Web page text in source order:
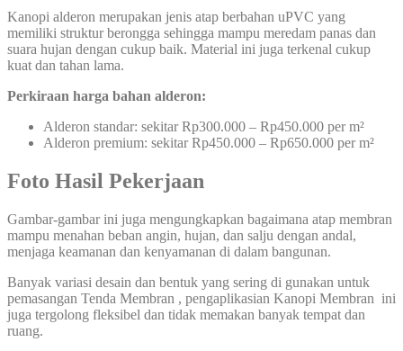
Kanopi alderon merupakan jenis atap berbahan uPVC yang
memiliki struktur berongga sehingga mampu meredam panas dan
suara hujan dengan cukup baik. Material ini juga terkenal cukup
kuat dan tahan lama.
Perkiraan harga bahan alderon:
Alderon standar: sekitar Rp300.000 – Rp450.000 per m²
Alderon premium: sekitar Rp450.000 – Rp650.000 per m²
Foto Hasil Pekerjaan
Gambar-gambar ini juga mengungkapkan bagaimana atap membran
mampu menahan beban angin, hujan, dan salju dengan andal,
menjaga keamanan dan kenyamanan di dalam bangunan.
Banyak variasi desain dan bentuk yang sering di gunakan untuk
pemasangan Tenda Membran , pengaplikasian Kanopi Membran ini
juga tergolong fleksibel dan tidak memakan banyak tempat dan
ruang.